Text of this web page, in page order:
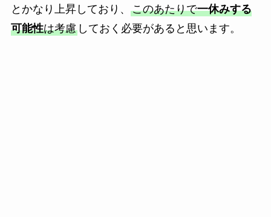
とかなり上昇しており、 このあたりで一休みする
可能性は考慮しておく必要があると思います。